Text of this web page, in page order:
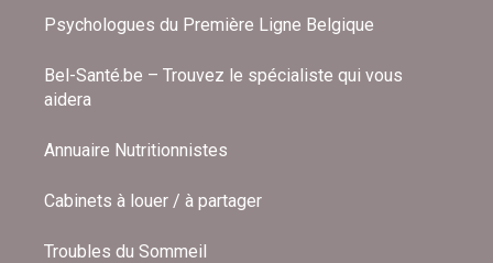
Psychologues du Première Ligne Belgique
Bel-Santé.be – Trouvez le spécialiste qui vous
aidera
Annuaire Nutritionnistes
Cabinets à louer / à partager
Troubles du Sommeil